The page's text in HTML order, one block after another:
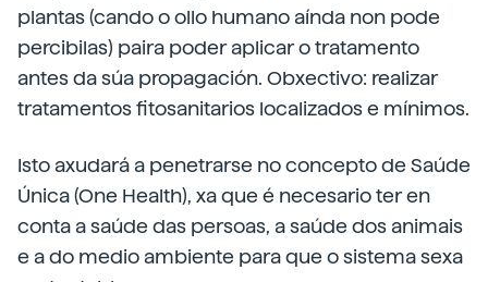
plantas (cando o ollo humano aínda non pode
percibilas) paira poder aplicar o tratamento
antes da súa propagación. Obxectivo: realizar
tratamentos fitosanitarios localizados e mínimos.
Isto axudará a penetrarse no concepto de Saúde
Única (One Health), xa que é necesario ter en
conta a saúde das persoas, a saúde dos animais
e a do medio ambiente para que o sistema sexa